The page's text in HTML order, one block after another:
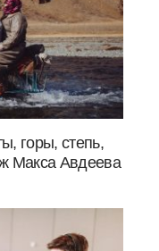
горы, степь,
Макса Авдеева